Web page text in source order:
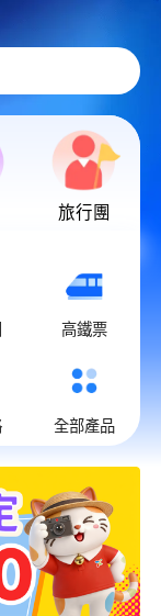
旅行團
高鐵票
全部產品